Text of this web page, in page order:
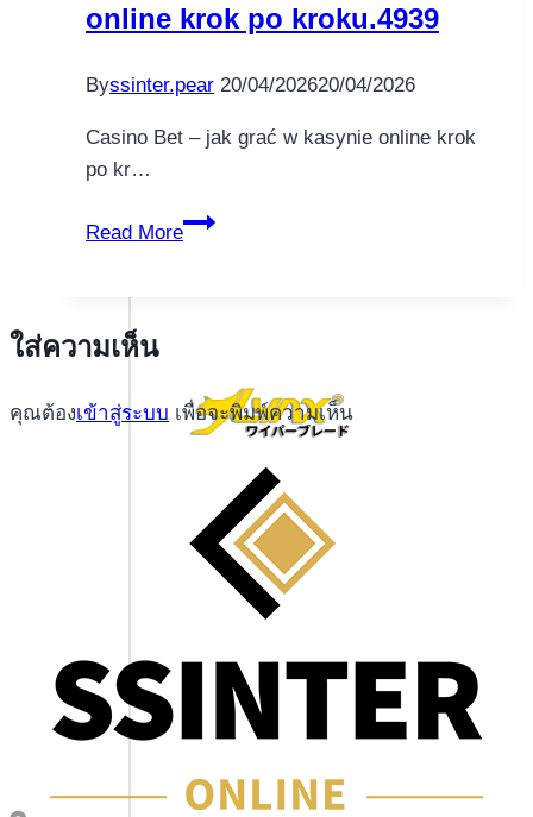
em
online krok po kroku.4939
Byssinter.pear 20/04/202620/04/2026
Casino Bet – jak grać w kasynie online krok
po kr…
Read More
Casino
online
kroku.4939
ใส่ความเห็น
คุณต้องเข้าสู่ระบบ เพื่อจะพิมพ์ความเห็น